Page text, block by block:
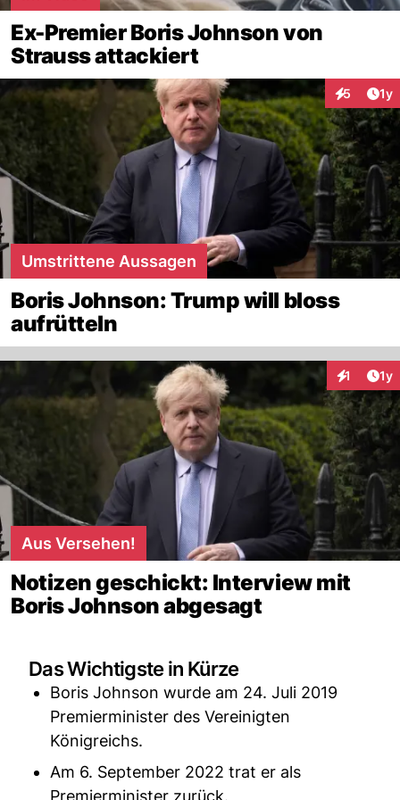
Ex-Premier Boris Johnson von
Strauss attackiert
5 1y
Umstrittene Aussagen
Boris Johnson: Trump will bloss
aufrütteln
1 1y
Aus Versehen!
Notizen geschickt: Interview mit
Boris Johnson abgesagt
Das Wichtigste in Kürze
Boris Johnson wurde am 24. Juli 2019
Premierminister des Vereinigten
Königreichs.
Am 6. September 2022 trat er als
Premierminister zurück.